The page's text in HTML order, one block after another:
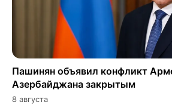
Пашинян объявил конфликт
Азербайджана закрытым
8 августа